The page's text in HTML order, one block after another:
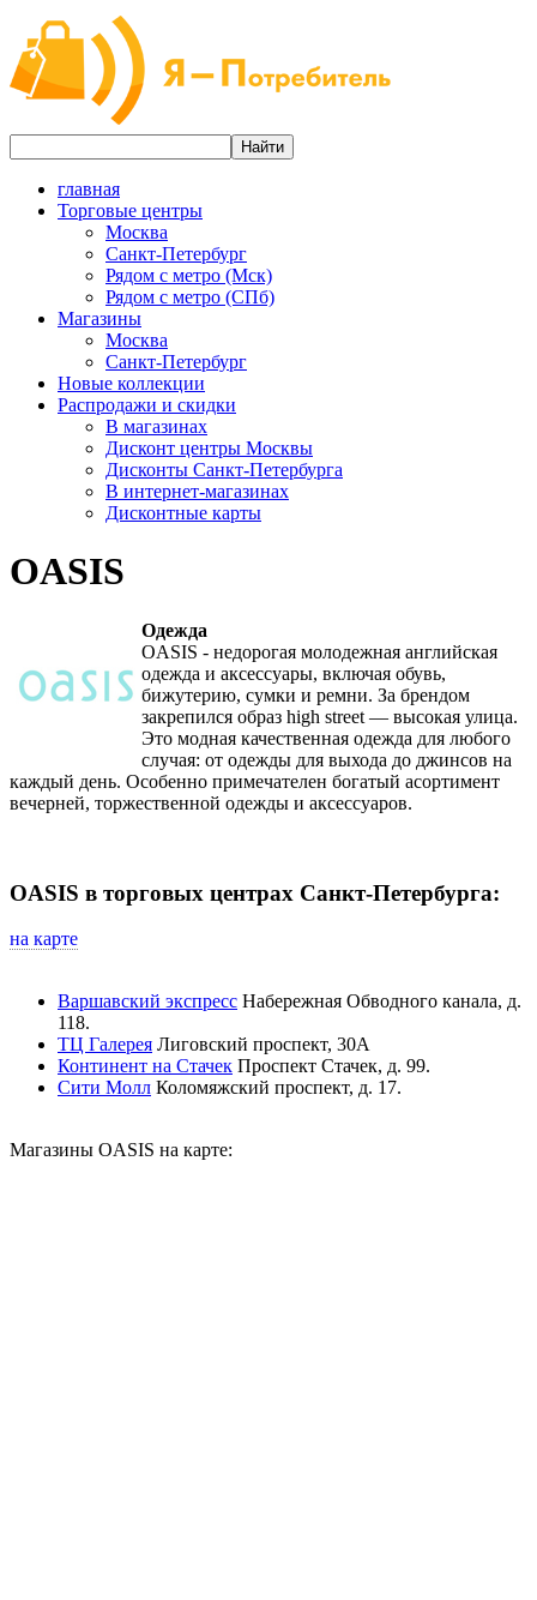
главная
Торговые центры
Москва
Санкт-Петербург
Рядом с метро (Мск)
Рядом с метро (СПб)
Магазины
Москва
Санкт-Петербург
Новые коллекции
Распродажи и скидки
В магазинах
Дисконт центры Москвы
Дисконты Санкт-Петербурга
В интернет-магазинах
Дисконтные карты
OASIS
Одежда
OASIS - недорогая молодежная английская
одежда и аксессуары, включая обувь,
бижутерию, сумки и ремни. За брендом
закрепился образ high street — высокая улица.
Это модная качественная одежда для любого
случая: от одежды для выхода до джинсов на
каждый день. Особенно примечателен богатый асортимент
вечерней, торжественной одежды и аксессуаров.
OASIS в торговых центрах Санкт-Петербурга:
на карте
Варшавский экспресс Набережная Обводного канала, д.
118.
ТЦ Галерея Лиговский проспект, 30А
Континент на Стачек Проспект Стачек, д. 99.
Сити Молл Коломяжский проспект, д. 17.
Магазины OASIS на карте: